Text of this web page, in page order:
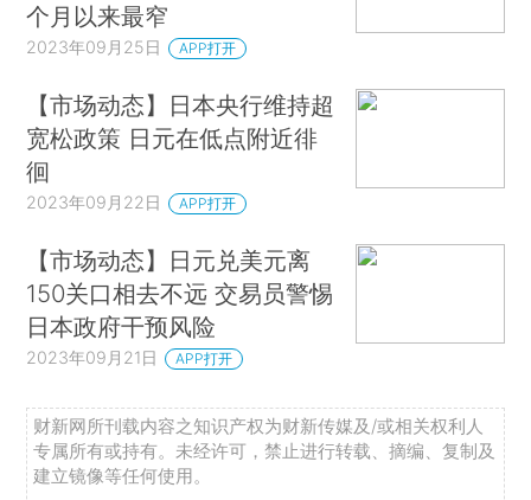
个月以来最窄
2023年09月25日 APP打开
【市场动态】日本央行维持超
宽松政策 日元在低点附近徘
徊
2023年09月22日 APP打开
【市场动态】日元兑美元离
150关口相去不远 交易员警惕
日本政府干预风险
2023年09月21日 APP打开
财新网所刊载内容之知识产权为财新传媒及/或相关权利人
专属所有或持有。未经许可，禁止进行转载、摘编、复制及
建立镜像等任何使用。